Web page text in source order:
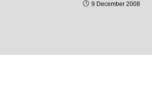
9 December 2008